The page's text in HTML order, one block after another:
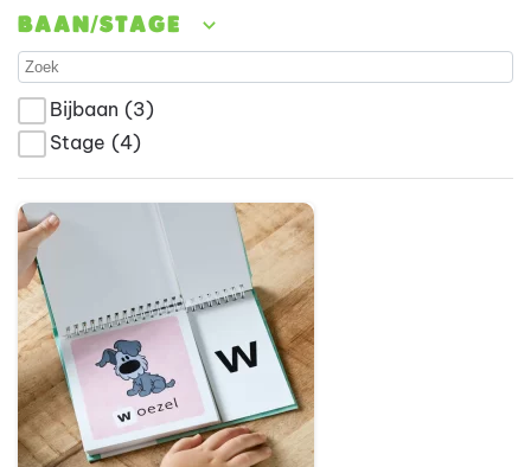
Baan/stage
Bijbaan (3)
Stage (4)